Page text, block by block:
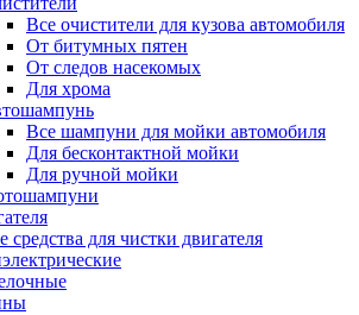
Все очистители для кузова автомобиля
От битумных пятен
От следов насекомых
Для хрома
Все шампуни для мойки автомобиля
Для бесконтактной мойки
Для ручной мойки
средства для чистки двигателя